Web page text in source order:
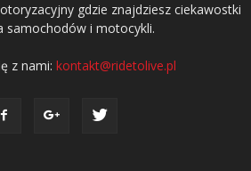
gdzie znajdziesz ciekawostki
samochodów i motocykli.
z nami: kontakt@ridetolive.pl